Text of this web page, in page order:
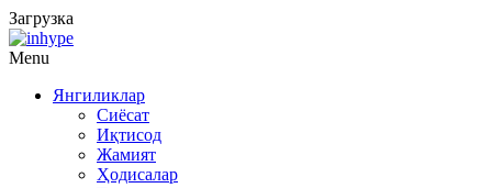
Загрузка
Menu
Янгиликлар
Сиёсат
Иқтисод
Жамият
Ҳодисалар